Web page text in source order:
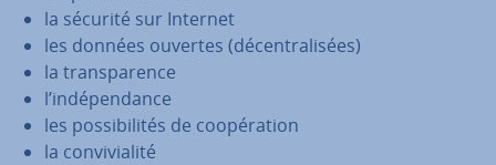
la sécurité sur Internet
les données ouvertes (dé­cen­tra­li­sées)
la trans­pa­rence
l’in­dé­pen­dance
les pos­si­bi­li­tés de coo­pé­ra­tion
la con­vi­via­lité